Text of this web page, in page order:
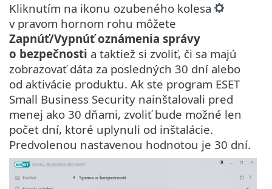
Kliknutím na ikonu ozubeného kolesa
v pravom hornom rohu môžete
Zapnúť/Vypnúť oznámenia správy
o bezpečnosti a taktiež si zvoliť, či sa majú
zobrazovať dáta za posledných 30 dní alebo
od aktivácie produktu. Ak ste program ESET
Small Business Security nainštalovali pred
menej ako 30 dňami, zvoliť bude možné len
počet dní, ktoré uplynuli od inštalácie.
Predvolenou nastavenou hodnotou je 30 dní.